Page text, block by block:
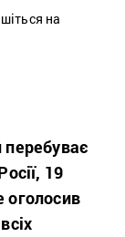
на
19
оголосив